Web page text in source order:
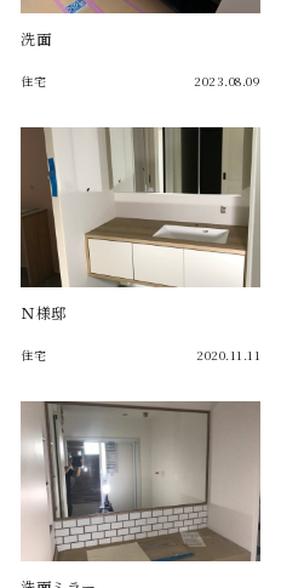
洗面
住宅 2023.08.09
Ｎ様邸
住宅 2020.11.11